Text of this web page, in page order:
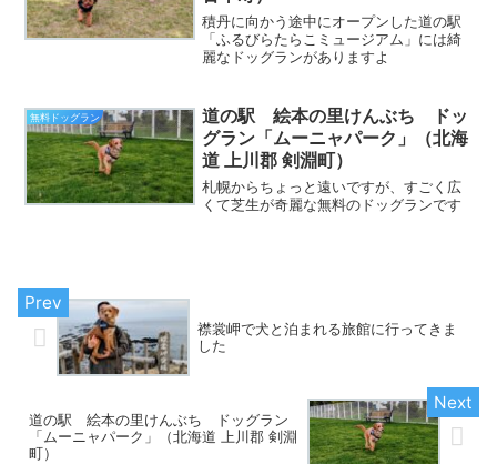
積丹に向かう途中にオープンした道の駅
「ふるびらたらこミュージアム」には綺
麗なドッグランがありますよ
無料ドッグラン
道の駅 絵本の里けんぶち ドッ
グラン「ムーニャパーク」（北海
道 上川郡 剣淵町）
札幌からちょっと遠いですが、すごく広
くて芝生が奇麗な無料のドッグランです
襟裳岬で犬と泊まれる旅館に行ってきま
した
道の駅 絵本の里けんぶち ドッグラン
「ムーニャパーク」（北海道 上川郡 剣淵
町）